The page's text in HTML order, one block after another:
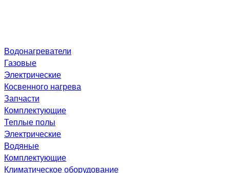
Водонагреватели
Газовые
Электрические
Косвенного нагрева
Запчасти
Комплектующие
Теплые полы
Электрические
Водяные
Комплектующие
Климатическое оборудование